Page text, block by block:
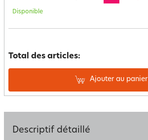
Disponible
Total des articles:
Ajouter au panier
Descriptif détaillé